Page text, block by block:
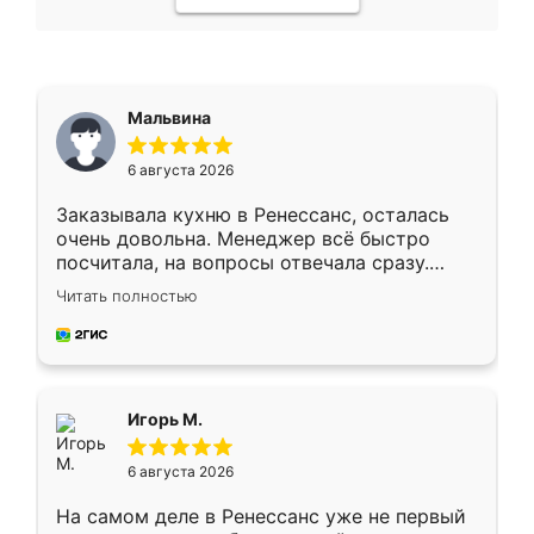
Мальвина
6 августа 2026
Заказывала кухню в Ренессанс, осталась
очень довольна. Менеджер всё быстро
посчитала, на вопросы отвечала сразу.
Замерщик приехал в субботу, подошёл к
делу со всей ответственностью. Собрали
за день, ребята работали аккуратно, даже
Читать полностью
Игорь М.
6 августа 2026
На самом деле в Ренессанс уже не первый